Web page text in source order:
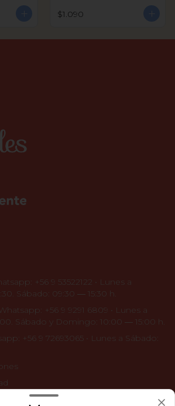
$1.090
+56 9 53522122 • Lunes a
Sábado: 09:30 ― 15:30 h.
+56 9 9291 6809 • Lunes a
Sábado y Domingo: 10:00 ― 15:00 h.
+56 9 72693065 • Lunes a Sábado: